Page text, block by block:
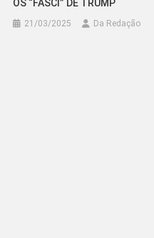
OS “FASCI” DE TRUMP
21/03/2025 Da Redação